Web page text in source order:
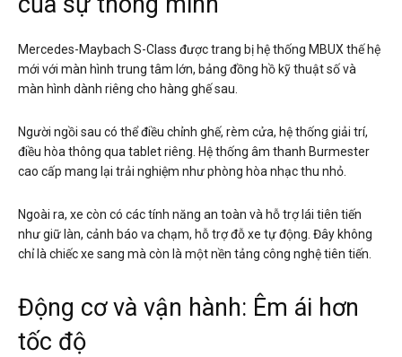
Mercedes-Maybach S-Class được trang bị hệ thống MBUX thế hệ
mới với màn hình trung tâm lớn, bảng đồng hồ kỹ thuật số và
màn hình dành riêng cho hàng ghế sau.
Người ngồi sau có thể điều chỉnh ghế, rèm cửa, hệ thống giải trí,
điều hòa thông qua tablet riêng. Hệ thống âm thanh Burmester
cao cấp mang lại trải nghiệm như phòng hòa nhạc thu nhỏ.
Ngoài ra, xe còn có các tính năng an toàn và hỗ trợ lái tiên tiến
như giữ làn, cảnh báo va chạm, hỗ trợ đỗ xe tự động. Đây không
chỉ là chiếc xe sang mà còn là một nền tảng công nghệ tiên tiến.
Động cơ và vận hành: Êm ái hơn
tốc độ